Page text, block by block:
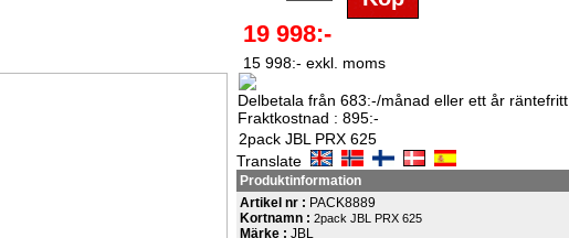
19 998:-
15 998:- exkl. moms
Delbetala från 683:-/månad eller ett år räntefritt
Fraktkostnad : 895:-
2pack JBL PRX 625
Translate
Produktinformation
Artikel nr : PACK8889
Kortnamn :2pack JBL PRX 625
Märke :JBL